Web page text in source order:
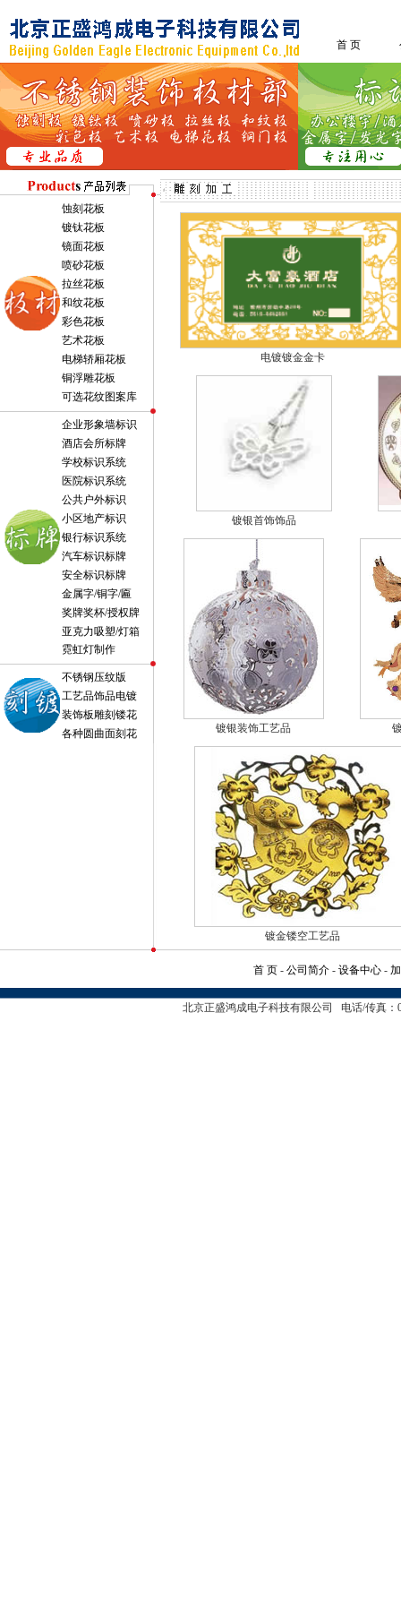
首 页
蚀刻花板
镀钛花板
镜面花板
喷砂花板
拉丝花板
和纹花板
彩色花板
艺术花板
电梯轿厢花板
铜浮雕花板
可选花纹图案库
企业形象墙标识
酒店会所标牌
学校标识系统
医院标识系统
公共户外标识
小区地产标识
银行标识系统
汽车标识标牌
安全标识标牌
金属字/铜字/匾
奖牌奖杯/授权牌
亚克力吸塑/灯箱
霓虹灯制作
不锈钢压纹版
工艺品饰品电镀
装饰板雕刻镂花
各种圆曲面刻花
电镀镀金金卡
镀银首饰饰品
镀银装饰工艺品
镀金镂空工艺品
首 页 -公司简介 -设备中心 -
北京正盛鸿成电子科技有限公司 电话/传真